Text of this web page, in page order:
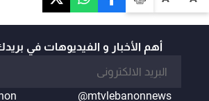
أهم الأخبار و الفيديوهات في
@mtvlebanonnews